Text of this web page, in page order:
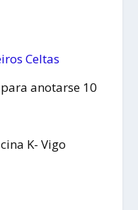
Celtas
anotarse 10
K- Vigo